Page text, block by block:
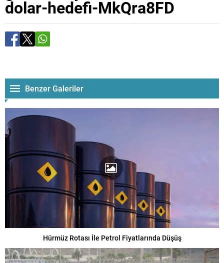
dolar-hedefi-MkQra8FD
Benzer Galeriler
Hürmüz Rotası İle Petrol Fiyatlarında Düşüş